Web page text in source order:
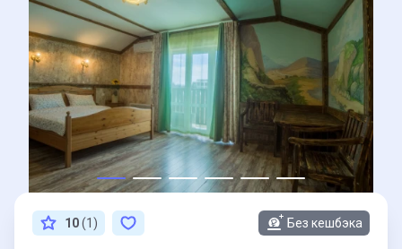
10(1) Без кешбэка